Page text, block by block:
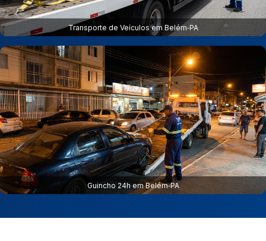
Transporte de Veículos em Belém‑PA
Guincho 24h em Belém‑PA